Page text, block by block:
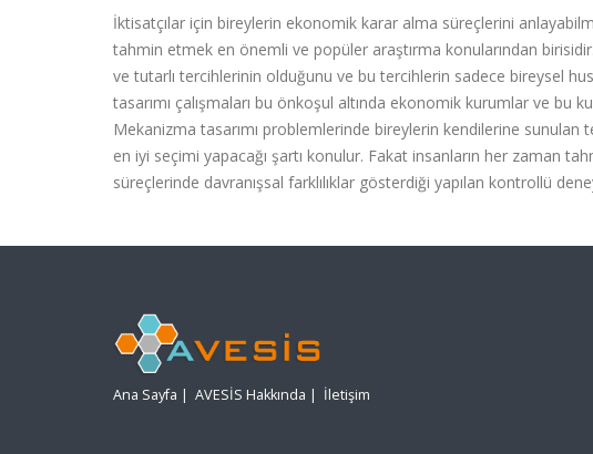
İktisatçılar için bireylerin ekonomik karar alma süreçlerini
tahmin etmek en önemli ve popüler araştırma konularından
ve tutarlı tercihlerinin olduğunu ve bu tercihlerin sadece bireysel
tasarımı çalışmaları bu önkoşul altında ekonomik kurumlar ve bu
Mekanizma tasarımı problemlerinde bireylerin kendilerine
en iyi seçimi yapacağı şartı konulur. Fakat insanların her zaman
süreçlerinde davranışsal farklılıklar gösterdiği yapılan kontrollü
Ana Sayfa | AVESİS Hakkında | İletişim